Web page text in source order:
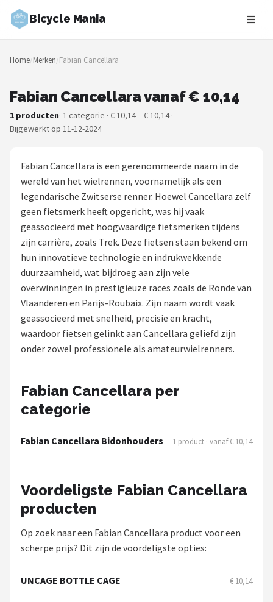
Bicycle Mania
Zoeken
NAVIGATIE
Merken
Fietsroutes
Kinderfietsen
Stadsfietsen
Mountainbikes
Shop
POPULAIRE MERKEN
New Looxs
BBB Cycling
Schwalbe
Voltano
Home/Merken/Fabian Cancellara
Fabian Cancellara vanaf € 10,14
1 producten· 1 categorie · € 10,14 – € 10,14 ·
Bijgewerkt op 11-12-2024
Fabian Cancellara is een gerenommeerde naam in de
wereld van het wielrennen, voornamelijk als een
legendarische Zwitserse renner. Hoewel Cancellara zelf
geen fietsmerk heeft opgericht, was hij vaak
geassocieerd met hoogwaardige fietsmerken tijdens
zijn carrière, zoals Trek. Deze fietsen staan bekend om
hun innovatieve technologie en indrukwekkende
duurzaamheid, wat bijdroeg aan zijn vele
overwinningen in prestigieuze races zoals de Ronde van
Vlaanderen en Parijs-Roubaix. Zijn naam wordt vaak
geassocieerd met snelheid, precisie en kracht,
waardoor fietsen gelinkt aan Cancellara geliefd zijn
onder zowel professionele als amateurwielrenners.
Fabian Cancellara per
categorie
Fabian Cancellara Bidonhouders 1 product · vanaf € 10,14
Voordeligste Fabian Cancellara
producten
Op zoek naar een Fabian Cancellara product voor een
scherpe prijs? Dit zijn de voordeligste opties:
UNCAGE BOTTLE CAGE € 10,14